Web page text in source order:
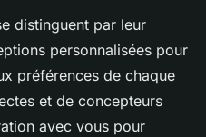
distinguent par leur
personnalisées pour
préférences de chaque
et de concepteurs
avec vous pour